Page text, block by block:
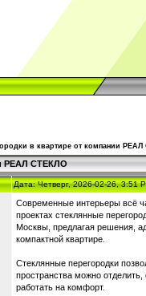
в квартире от компании
РЕАЛ СТЕКЛО
Дата: Четверг, 2026-02-26, 3:51
Современные интерьеры всё
проектах стеклянные
Москвы, предлагая решения,
компактной квартире.
Стеклянные перегородки
пространства можно
работать на комфорт.